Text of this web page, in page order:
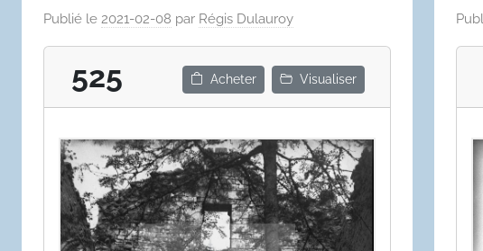
Publié le 2021-02-08 par Régis Dulauroy
525 Acheter Visualiser